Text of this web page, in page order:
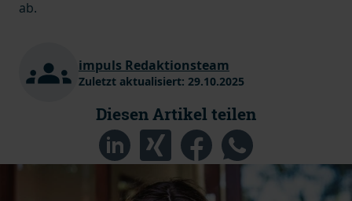
ab.
impuls Redaktionsteam
Zuletzt aktualisiert: 29.10.2025
Diesen Artikel teilen